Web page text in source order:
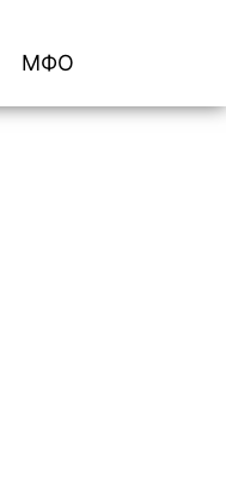
МФО